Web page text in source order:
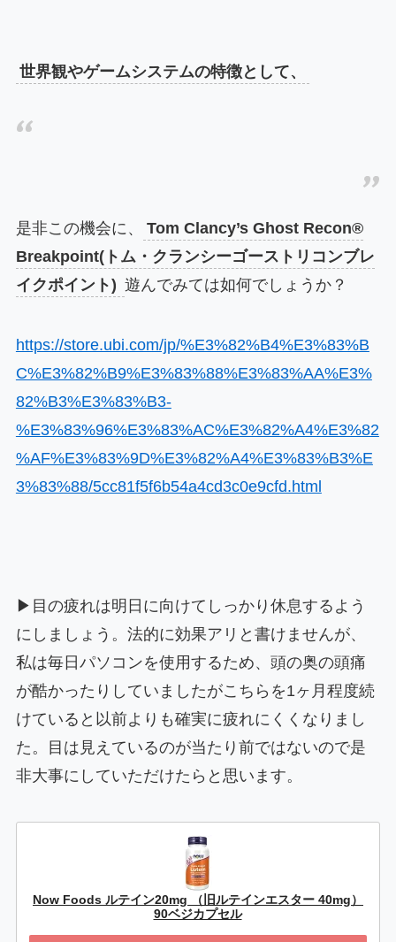
世界観やゲームシステムの特徴として、
是非この機会に、
Tom Clancy’s Ghost Recon®
Breakpoint(トム・クランシーゴーストリコンブレ
イクポイント) 遊んでみては如何でしょうか？
https://store.ubi.com/jp/%E3%82%B4%E3%83%B
C%E3%82%B9%E3%83%88%E3%83%AA%E3%
82%B3%E3%83%B3-
%E3%83%96%E3%83%AC%E3%82%A4%E3%82
%AF%E3%83%9D%E3%82%A4%E3%83%B3%E
3%83%88/5cc81f5f6b54a4cd3c0e9cfd.html
▶目の疲れは明日に向けてしっかり休息するよう
にしましょう。法的に効果アリと書けませんが、
私は毎日パソコンを使用するため、頭の奥の頭痛
が酷かったりしていましたがこちらを1ヶ月程度続
けていると以前よりも確実に疲れにくくなりまし
た。目は見えているのが当たり前ではないので是
非大事にしていただけたらと思います。
Now Foods ルテイン20mg （旧ルテインエスター 40mg）
90ベジカプセル